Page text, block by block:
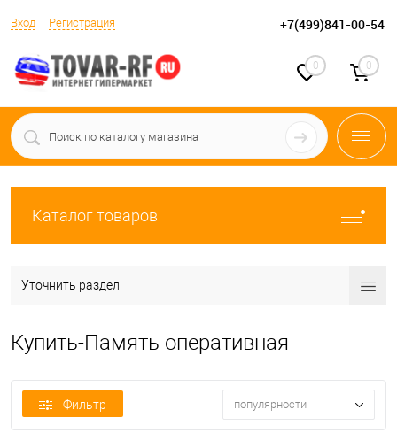
Вход Регистрация +7(499)841-00-54
0 0
Каталог товаров
Уточнить раздел
Купить-Память оперативная
Фильтр популярности